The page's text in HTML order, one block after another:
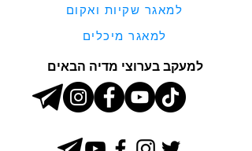
למאגר שקיות ואקום
למאגר מיכלים
למעקב בערוצי מדיה הבאים